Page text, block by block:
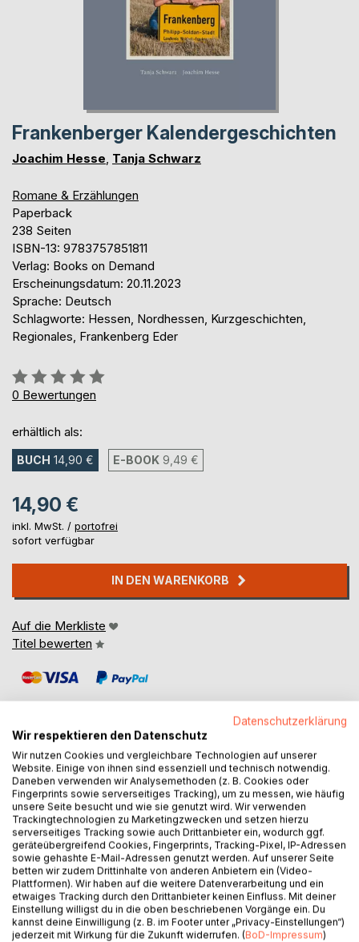
Frankenberger Kalendergeschichten
Joachim Hesse, Tanja Schwarz
Romane & Erzählungen
Paperback
238 Seiten
ISBN-13: 9783757851811
Verlag: Books on Demand
Erscheinungsdatum: 20.11.2023
Sprache: Deutsch
Schlagworte: Hessen, Nordhessen, Kurzgeschichten,
Regionales, Frankenberg Eder
Bewertung::
0%
0 Bewertungen
erhältlich als:
BUCH 14,90 € E-BOOK 9,49 €
14,90 €
inkl. MwSt. / portofrei
sofort verfügbar
IN DEN WARENKORB
Auf die Merkliste
Titel bewerten
BESCHREIBUNG
In Frankenberger Kalendergeschichten befindet sich zu
jedem Monat im Jahr eine regionale Kurzgeschichte.
Angelehnt an historische Begebenheiten, persönliche
Erlebnisse oder frei der Fantasie entsprungen bietet dieses
Buch eine bunte Mischung.
Das Frankenberger Land hat Potential für große
Datenschutzerklärung
Wir respektieren den Datenschutz
Wir nutzen Cookies und vergleichbare Technologien auf unserer
Website. Einige von ihnen sind essenziell und technisch notwendig.
Daneben verwenden wir Analysemethoden (z. B. Cookies oder
Fingerprints sowie serverseitiges Tracking), um zu messen, wie häufig
unsere Seite besucht und wie sie genutzt wird. Wir verwenden
Trackingtechnologien zu Marketingzwecken und setzen hierzu
serverseitiges Tracking sowie auch Drittanbieter ein, wodurch ggf.
geräteübergreifend Cookies, Fingerprints, Tracking-Pixel, IP-Adressen
sowie gehashte E-Mail-Adressen genutzt werden. Auf unserer Seite
betten wir zudem Drittinhalte von anderen Anbietern ein (Video-
Plattformen). Wir haben auf die weitere Datenverarbeitung und ein
etwaiges Tracking durch den Drittanbieter keinen Einfluss. Mit deiner
Einstellung willigst du in die oben beschriebenen Vorgänge ein. Du
kannst deine Einwilligung (z. B. im Footer unter „Privacy-Einstellungen“)
jederzeit mit Wirkung für die Zukunft widerrufen. (BoD-Impressum)